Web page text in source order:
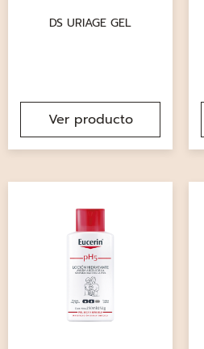
DS URIAGE GEL
Ver producto